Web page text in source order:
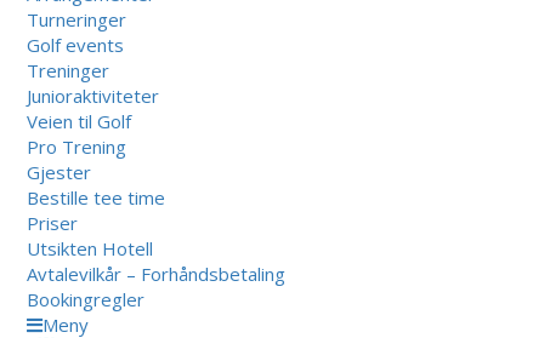
Turneringer
Golf events
Treninger
Junioraktiviteter
Veien til Golf
Pro Trening
Gjester
Bestille tee time
Priser
Utsikten Hotell
Avtalevilkår – Forhåndsbetaling
Bookingregler
Meny